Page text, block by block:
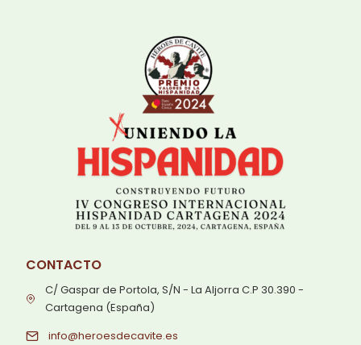
CONTACTO
C/ Gaspar de Portola, S/N - La Aljorra C.P 30.390 -
Cartagena (España)
info@heroesdecavite.es